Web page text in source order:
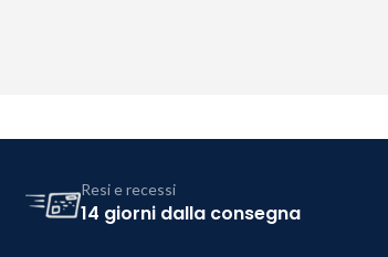
Resi e recessi
14 giorni dalla consegna